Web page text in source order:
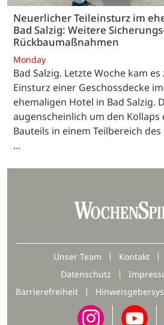
Neuerlicher Teileinsturz im
Bad Salzig: Weitere
Rückbaumaßnahmen
Monday
Bad Salzig. Letzte Woche kam
Einsturz einer Geschossdecke
ehemaligen Hotel in Bad Salzig.
augenscheinlich um den Kollaps
Bauteils in einem Teilbereich
…
Unser Team Kontakt
Datenschutz
Barrierefreiheit